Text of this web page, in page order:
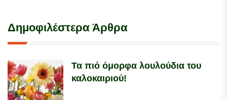
Δημοφιλέστερα Άρθρα
Τα πιό όμορφα λουλούδια του
καλοκαιριού!